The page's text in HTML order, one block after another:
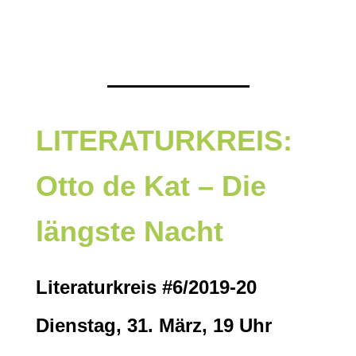
LITERATURKREIS:
Otto de Kat – Die
längste Nacht
Literaturkreis #6/2019-20
Dienstag, 31. März, 19 Uhr